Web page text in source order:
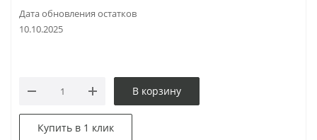
Дата обновления остатков
10.10.2025
В корзину
Купить в 1 клик